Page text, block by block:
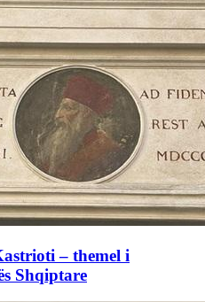
– themel i
Shqiptare